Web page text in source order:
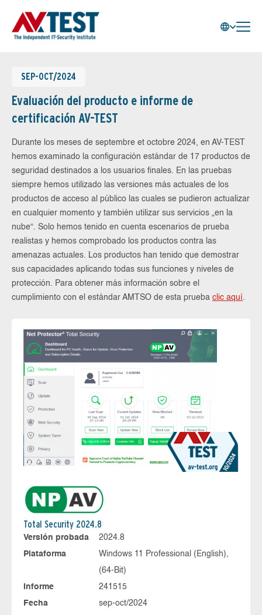
SEP-OCT/2024
Evaluación del producto e informe de
certificación AV-TEST
Durante los meses de septembre et octobre 2024, en AV-TEST
hemos examinado la configuración estándar de 17 productos de
seguridad destinados a los usuarios finales. En las pruebas
siempre hemos utilizado las versiones más actuales de los
productos de acceso al público las cuales se pudieron actualizar
en cualquier momento y también utilizar sus servicios „en la
nube“. Solo hemos tenido en cuenta escenarios de prueba
realistas y hemos comprobado los productos contra las
amenazas actuales. Los productos han tenido que demostrar
sus capacidades aplicando todas sus funciones y niveles de
protección. Para obtener más información sobre el
cumplimiento con el estándar AMTSO de esta prueba clic aquí.
Total Security 2024.8
Versión probada
2024.8
Plataforma
Windows 11 Professional (English),
(64-Bit)
Informe
241515
Fecha
sep-oct/2024